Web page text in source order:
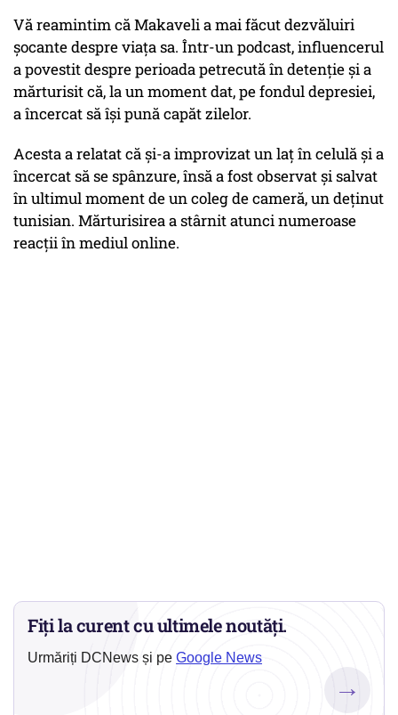
Vă reamintim că Makaveli a mai făcut dezvăluiri
șocante despre viața sa. Într-un podcast, influencerul
a povestit despre perioada petrecută în detenție și a
mărturisit că, la un moment dat, pe fondul depresiei,
a încercat să își pună capăt zilelor.
Acesta a relatat că și-a improvizat un laț în celulă și a
încercat să se spânzure, însă a fost observat și salvat
în ultimul moment de un coleg de cameră, un deținut
tunisian. Mărturisirea a stârnit atunci numeroase
reacții în mediul online.
Fiți la curent cu ultimele noutăți.
Urmăriți DCNews și pe Google News
→